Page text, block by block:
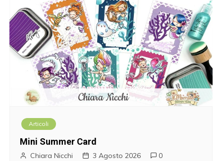
a
r
t
Articoli
Mini Summer Card
Chiara Nicchi 3 Agosto 2026 0